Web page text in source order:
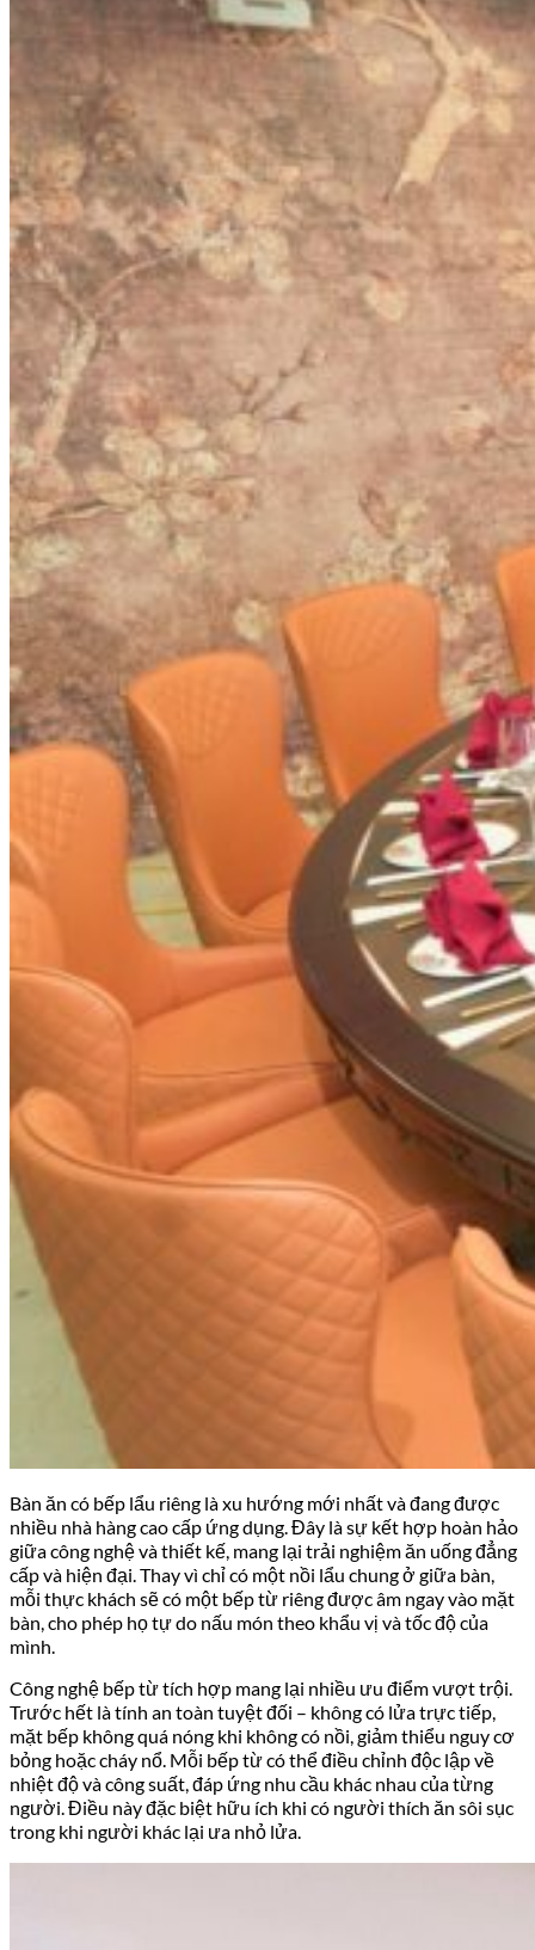
Bàn ăn có bếp lẩu riêng là xu hướng mới nhất và đang được
nhiều nhà hàng cao cấp ứng dụng. Đây là sự kết hợp hoàn hảo
giữa công nghệ và thiết kế, mang lại trải nghiệm ăn uống đẳng
cấp và hiện đại. Thay vì chỉ có một nồi lẩu chung ở giữa bàn,
mỗi thực khách sẽ có một bếp từ riêng được âm ngay vào mặt
bàn, cho phép họ tự do nấu món theo khẩu vị và tốc độ của
mình.
Công nghệ bếp từ tích hợp mang lại nhiều ưu điểm vượt trội.
Trước hết là tính an toàn tuyệt đối – không có lửa trực tiếp,
mặt bếp không quá nóng khi không có nồi, giảm thiểu nguy cơ
bỏng hoặc cháy nổ. Mỗi bếp từ có thể điều chỉnh độc lập về
nhiệt độ và công suất, đáp ứng nhu cầu khác nhau của từng
người. Điều này đặc biệt hữu ích khi có người thích ăn sôi sục
trong khi người khác lại ưa nhỏ lửa.